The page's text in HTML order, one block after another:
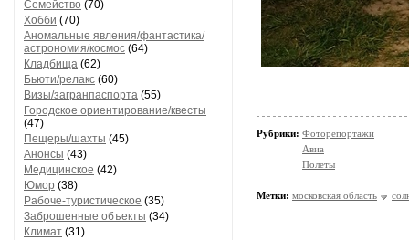
Семейство (70)
Хобби (70)
Аномальные явления/фантастика/
астрономия/космос (64)
Кладбища (62)
Бьюти/релакс (60)
Визы/загранпаспорта (55)
Городское ориентирование/квесты
(47)
Пещеры/шахты (45)
Анонсы (43)
Медицинское (42)
Юмор (38)
Рабоче-туристическое (35)
Заброшенные объекты (34)
Климат (31)
Рубрики: Фоторепортажи
Авиа
Полеты
Метки: московская область